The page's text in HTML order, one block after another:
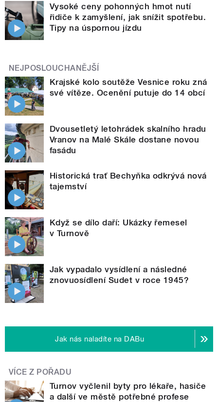
Vysoké ceny pohonných hmot nutí
řidiče k zamyšlení, jak snížit spotřebu.
Tipy na úspornou jízdu
NEJPOSLOUCHANĚJŠÍ
Krajské kolo soutěže Vesnice roku zná
své vítěze. Ocenění putuje do 14 obcí
Dvousetletý letohrádek skalního hradu
Vranov na Malé Skále dostane novou
fasádu
Historická trať Bechyňka odkrývá nová
tajemství
Když se dílo daří: Ukázky řemesel
v Turnově
Jak vypadalo vysídlení a následné
znovuosídlení Sudet v roce 1945?
Jak nás naladíte na DABu
VÍCE Z POŘADU
Turnov vyčlenil byty pro lékaře, hasiče
a další ve městě potřebné profese